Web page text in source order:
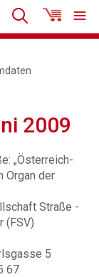
2009
„Österreich-
Organ der
Straße -
(FSV)
5
67